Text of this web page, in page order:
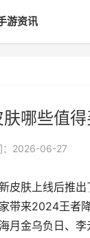
游资讯
哪些值
：2026-06-27
皮肤上线后推
带来2024王者
月金乌负日、